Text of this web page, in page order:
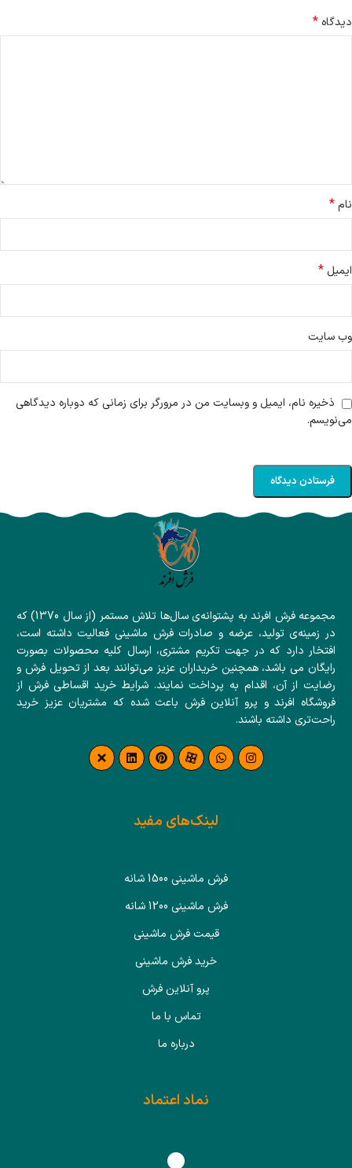
دیدگاه *
نام*
ایمیل *
وب‌ سایت
ذخیره نام، ایمیل و وبسایت من در مرورگر برای زمانی که دوباره دیدگاهی
می‌نویسم.
مجموعه فرش افرند به پشتوانه‌ی سال‌ها تلاش مستمر (از سال 1370) که
در زمینه‌ی تولید، عرضه و صادرات فرش ماشینی فعالیت داشته است،
افتخار دارد که در جهت تکریم مشتری، ارسال کلیه محصولات بصورت
رایگان می باشد، همچنین خریداران عزیز می‌توانند بعد از تحویل فرش و
رضایت از آن، اقدام به پرداخت نمایند. شرایط خرید اقساطی فرش از
فروشگاه افرند و پرو آنلاین فرش باعث شده که مشتریان عزیز خرید
راحت‌تری داشته باشند.
لینک‌های مفید
فرش ماشینی 1500 شانه
فرش ماشینی 1200 شانه
قیمت فرش ماشینی
خرید فرش ماشینی
پرو آنلاین فرش
تماس با ما
درباره ما
نماد اعتماد